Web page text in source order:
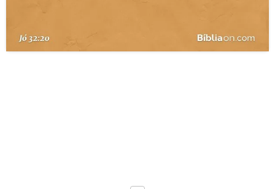
PERGUNTE À BÍBLIA